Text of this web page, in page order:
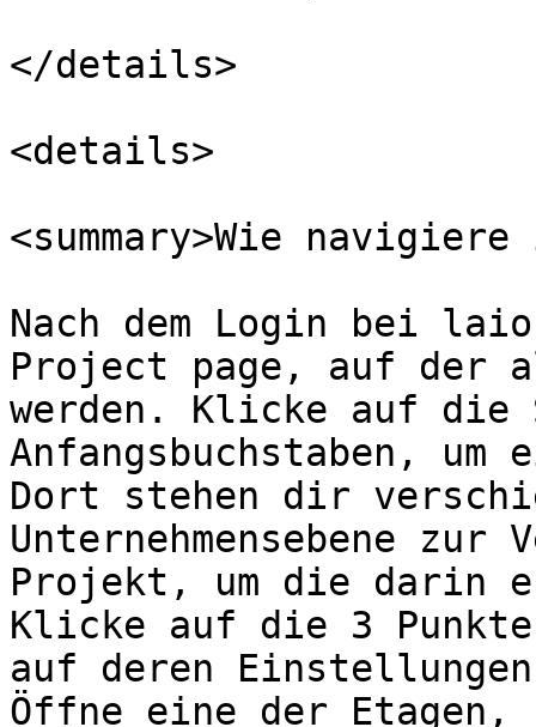
</details>
<details>
<summary>Wie
Nach dem Login bei
Project page, auf der
werden. Klicke auf die
Anfangsbuchstaben,
Dort stehen dir
Unternehmensebene
Projekt, um die darin
Klicke auf die 3
auf deren
Öffne eine der